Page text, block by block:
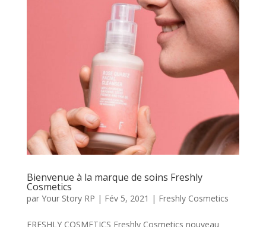
Bienvenue à la marque de soins Freshly
Cosmetics
par Your Story RP | Fév 5, 2021 | Freshly Cosmetics
FRESHLY COSMETICS Freshly Cosmetics nouveau